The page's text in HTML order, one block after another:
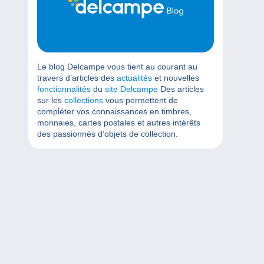
Le blog Delcampe vous tient au courant au
travers d’articles des actualités et nouvelles
fonctionnalités du site Delcampe Des articles
sur les collections vous permettent de
compléter vos connaissances en timbres,
monnaies, cartes postales et autres intérêts
des passionnés d’objets de collection.